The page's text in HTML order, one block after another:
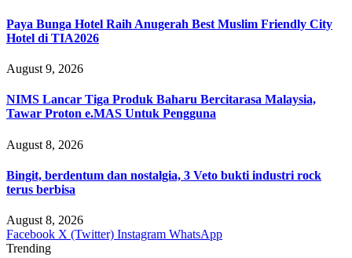
Paya Bunga Hotel Raih Anugerah Best Muslim Friendly City
Hotel di TIA2026
August 9, 2026
NIMS Lancar Tiga Produk Baharu Bercitarasa Malaysia,
Tawar Proton e.MAS Untuk Pengguna
August 8, 2026
Bingit, berdentum dan nostalgia, 3 Veto bukti industri rock
terus berbisa
August 8, 2026
Facebook X (Twitter) Instagram WhatsApp
Trending